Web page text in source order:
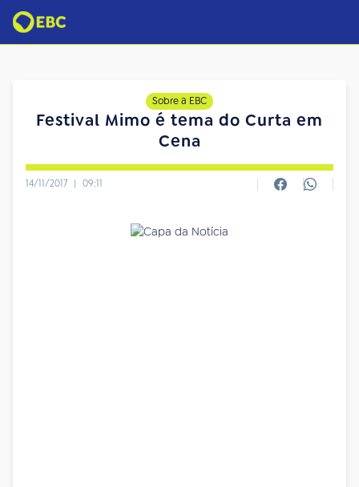
Sobre a EBC
Festival Mimo é tema do Curta em
Cena
14/11/2017 | 09:11